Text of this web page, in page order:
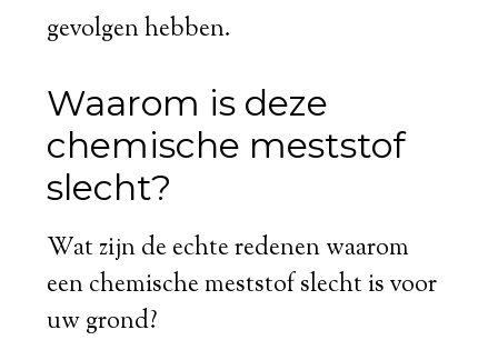
gevolgen hebben.
Waarom is deze
chemische meststof
slecht?
Wat zijn de echte redenen waarom
een chemische meststof slecht is voor
uw grond?